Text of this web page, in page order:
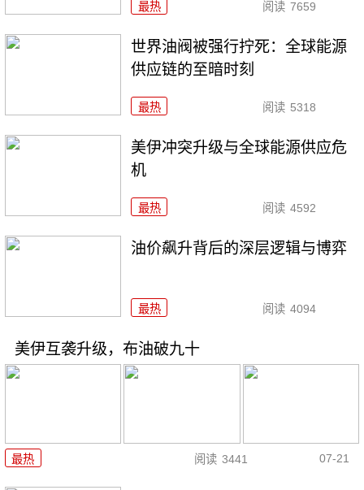
最热 阅读 7659
世界油阀被强行拧死：全球能源
供应链的至暗时刻
最热 阅读 5318
美伊冲突升级与全球能源供应危
机
最热 阅读 4592
油价飙升背后的深层逻辑与博弈
最热 阅读 4094
美伊互袭升级，布油破九十
最热 阅读 3441 07-21